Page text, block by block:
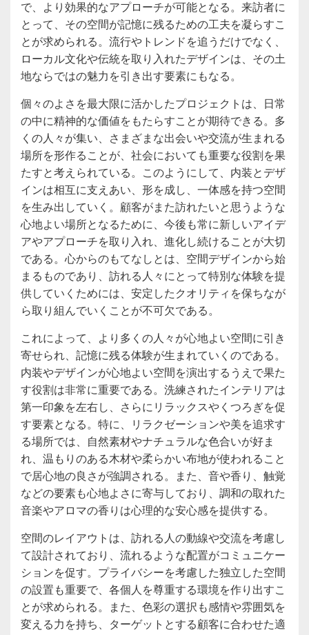
で、より効果的なアプローチが可能となる。来訪者に
とって、その空間が記憶に残るための工夫を凝らすこ
とが求められる。流行やトレンドを追うだけでなく、
ローカル文化や伝統を取り入れたデザインは、その土
地ならではの魅力を引き出す要素にもなる。
個々のよさを最大限に活かしたプロジェクトは、日常
の中に精神的な価値をもたらすことが期待できる。多
くの人々が集い、さまざまな出会いや交流が生まれる
場所を形作ることが、社会においても重要な役割を果
たすと考えられている。このようにして、内装とデザ
インは相互に支えあい、形を成し、一体感を持つ空間
を生み出していく。顧客がまた訪れたいと思うような
心地よい場所となるために、今後も常に新しいアイデ
アやアプローチを取り入れ、進化し続けることが大切
である。心からのもてなしとは、空間デザインから始
まるものであり、訪れる人々にとって特別な体験を提
供していくためには、安定したクオリティを保ちなが
ら取り組んでいくことが不可欠である。
これによって、より多くの人々が心地よい空間に引き
寄せられ、記憶に残る体験が生まれていくのである。
内装やデザインが心地よい空間を演出するうえで果た
す役割は非常に重要である。洗練されたインテリアは
第一印象を左右し、さらにリラックスやくつろぎを促
す要素となる。特に、リラクゼーションや美を追求す
る場所では、自然素材やナチュラルな色合いが好ま
れ、温もりのある木材や柔らかい布地が使われること
で居心地の良さが強調される。また、音や香り、触覚
などの要素も心地よさに寄与しており、調和の取れた
音楽やアロマの香りは心理的な安心感を提供する。
空間のレイアウトは、訪れる人の動線や交流を考慮し
て設計されており、流れるような配置がコミュニケー
ションを促す。プライバシーを考慮した独立した空間
の設置も重要で、各個人を尊重する環境を作り出すこ
とが求められる。また、色彩の選択も感情や雰囲気を
変える力を持ち、ターゲットとする顧客に合わせた適